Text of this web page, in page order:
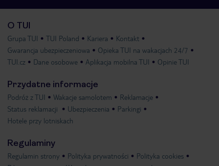
O TUI
Grupa TUI TUI Poland Kariera
Kontakt
Gwarancja ubezpieczeniowa
Opieka TUI na wakacjach 24/7
TUI.cz
Dane osobowe Aplikacja mobilna TUI Opinie TUI
Przydatne informacje
Podróż z TUI Wakacje samolotem
Reklamacje
Status reklamacji
Ubezpieczenia
Parkingi
Hotele przy lotniskach
Regulaminy
Regulamin strony Polityka prywatności
Polityka cookies